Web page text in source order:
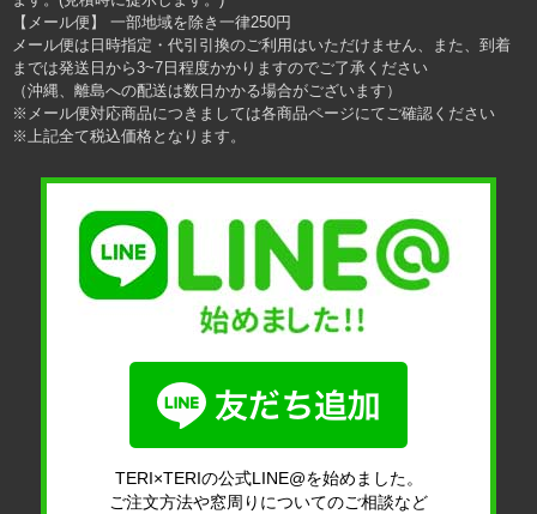
【メール便】 一部地域を除き一律250円
メール便は日時指定・代引引換のご利用はいただけません、また、到着
までは発送日から3~7日程度かかりますのでご了承ください
（沖縄、離島への配送は数日かかる場合がございます）
※メール便対応商品につきましては各商品ページにてご確認ください
※上記全て税込価格となります。
TERI×TERIの公式LINE@を始めました。
ご注文方法や窓周りについてのご相談など